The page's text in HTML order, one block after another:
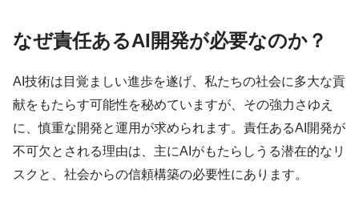
なぜ責任あるAI開発が必要なのか？
AI技術は目覚ましい進歩を遂げ、私たちの社会に多大な貢
献をもたらす可能性を秘めていますが、その強力さゆえ
に、慎重な開発と運用が求められます。責任あるAI開発が
不可欠とされる理由は、主にAIがもたらしうる潜在的なリ
スクと、社会からの信頼構築の必要性にあります。